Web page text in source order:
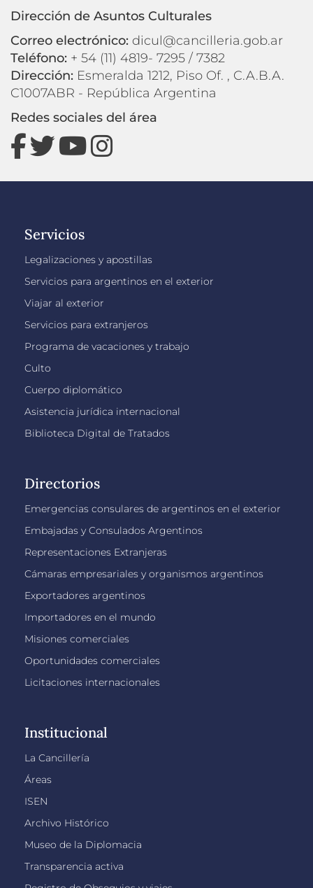
Dirección de Asuntos Culturales
Correo electrónico: dicul@cancilleria.gob.ar
Teléfono: + 54 (11) 4819- 7295 / 7382
Dirección: Esmeralda 1212, Piso Of. , C.A.B.A.
C1007ABR - República Argentina
Redes sociales del área
Servicios
Legalizaciones y apostillas
Servicios para argentinos en el exterior
Viajar al exterior
Servicios para extranjeros
Programa de vacaciones y trabajo
Culto
Cuerpo diplomático
Asistencia jurídica internacional
Biblioteca Digital de Tratados
Directorios
Emergencias consulares de argentinos en el exterior
Embajadas y Consulados Argentinos
Representaciones Extranjeras
Cámaras empresariales y organismos argentinos
Exportadores argentinos
Importadores en el mundo
Misiones comerciales
Oportunidades comerciales
Licitaciones internacionales
Institucional
La Cancillería
Áreas
ISEN
Archivo Histórico
Museo de la Diplomacia
Transparencia activa